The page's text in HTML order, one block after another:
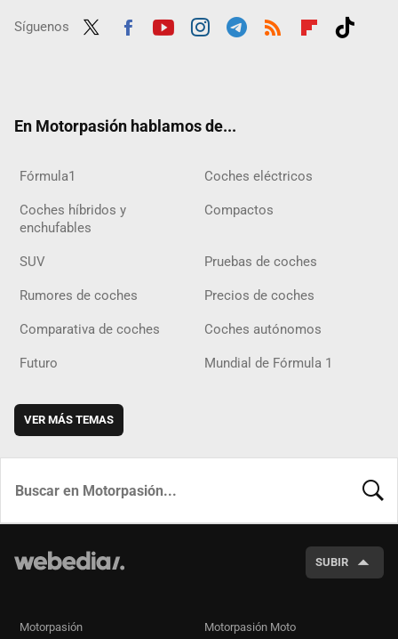
Síguenos
En Motorpasión hablamos de...
Fórmula1 Coches eléctricos
Coches híbridos y
enchufables
Compactos
SUV Pruebas de coches
Rumores de coches Precios de coches
Comparativa de coches Coches autónomos
Futuro Mundial de Fórmula 1
VER MÁS TEMAS
SUBIR
Motorpasión Motorpasión Moto